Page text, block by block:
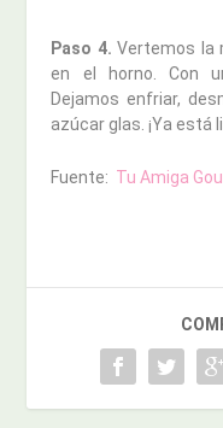
Paso 4.Vertemos la
en el horno. Con
Dejamos enfriar,
azúcar glas. ¡Ya está
Fuente: Tu Amiga